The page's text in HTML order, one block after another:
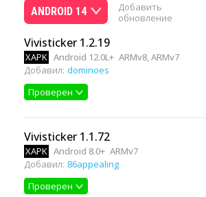
ANDROID 14
Добавить
обновление
Vivisticker 1.2.19
XAPK Android 12.0L+ ARMv8, ARMv7
Добавил: dominoes
Проверен
Vivisticker 1.1.72
XAPK Android 8.0+ ARMv7
Добавил: 86appealing
Проверен